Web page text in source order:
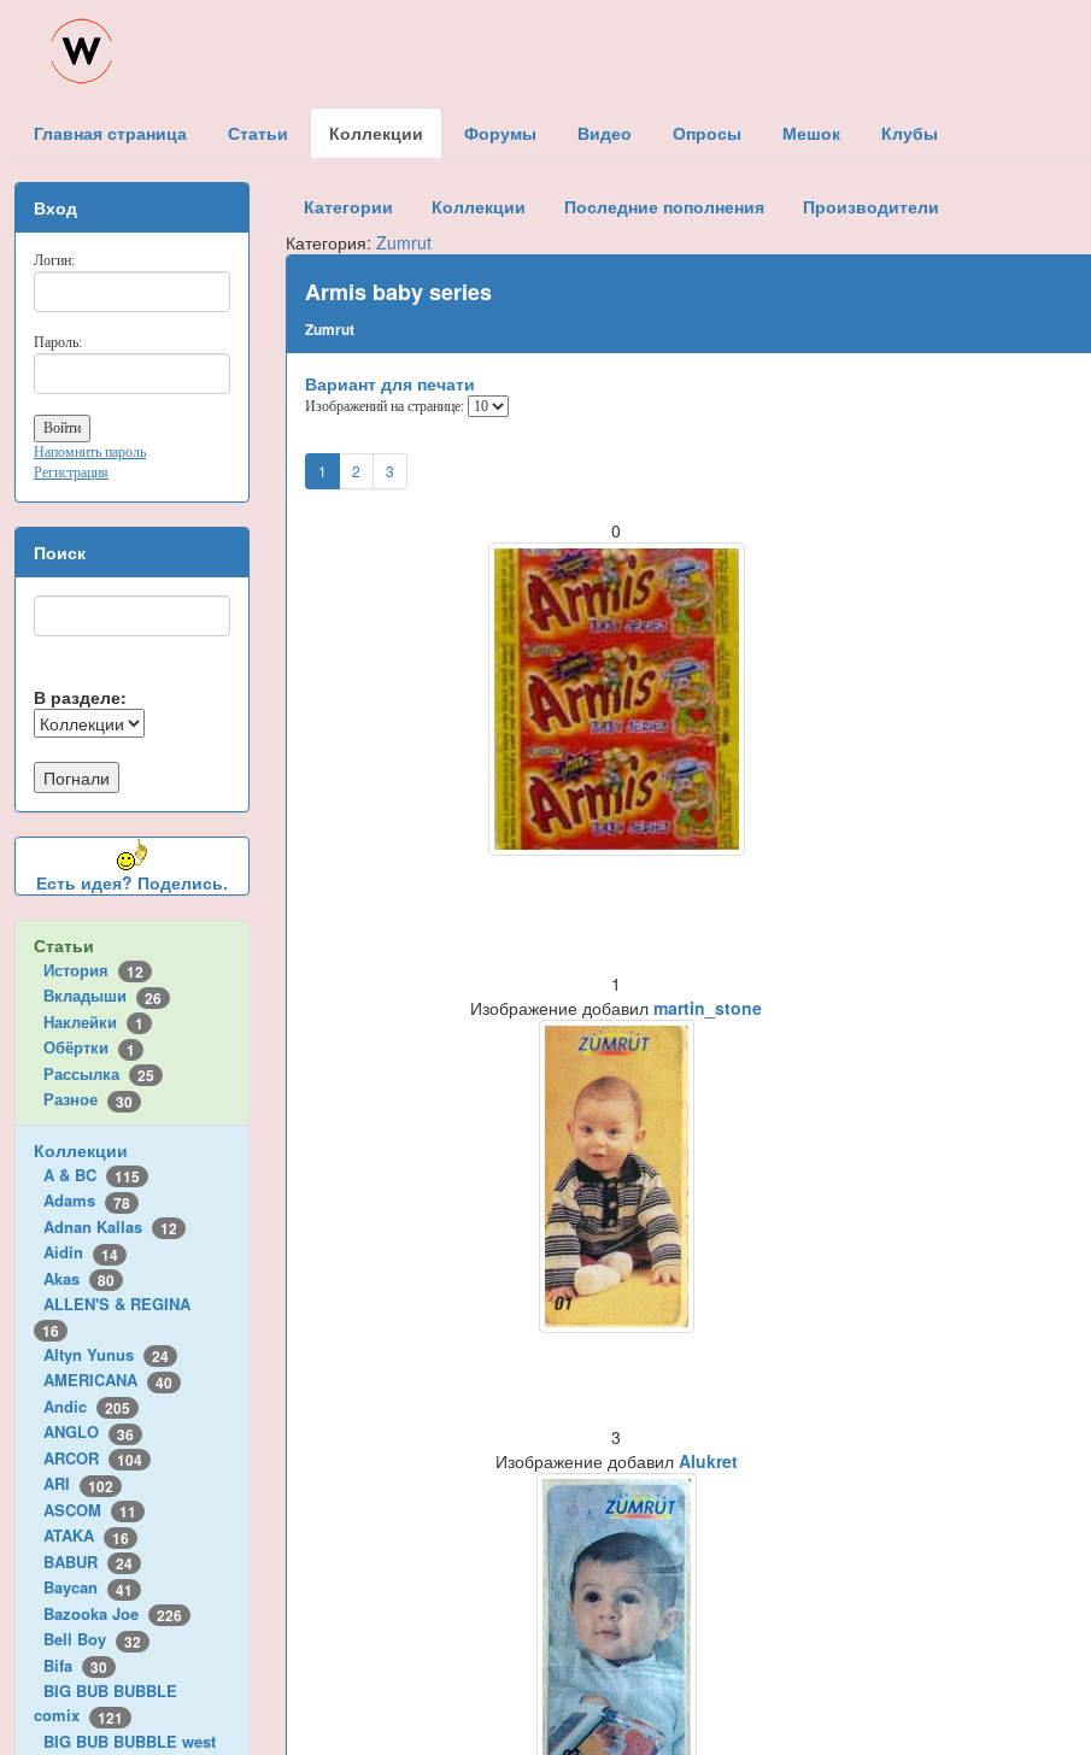
Главная страница Статьи Коллекции Форумы Видео Опросы Мешок Клубы
Вход
Логин:
Пароль:
Напомнить пароль
Регистрация
Поиск
В разделе:
Есть идея? Поделись.
Статьи
История 12
Вкладыши 26
Наклейки 1
Обёртки 1
Рассылка 25
Разное 30
Коллекции
A & BC 115
Adams 78
Adnan Kallas 12
Aidin 14
Akas 80
ALLEN'S & REGINA
16
Altyn Yunus 24
AMERICANA 40
Andic 205
ANGLO 36
ARCOR 104
ARI 102
ASCOM 11
ATAKA 16
BABUR 24
Baycan 41
Bazooka Joe 226
Bell Boy 32
Bifa 30
BIG BUB BUBBLE
comix
121
BIG BUB BUBBLE west
Категории Коллекции Последние пополнения
Производители
Категория: Zumrut
Armis baby series
Zumrut
Вариант для печати
Изображений на странице:
1 2 3
0
1
Изображение добавилmartin_stone
3
Изображение добавил Alukret